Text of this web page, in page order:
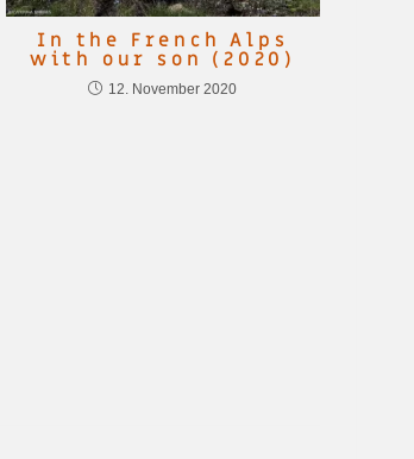
In the French Alps
with our son (2020)
12. November 2020